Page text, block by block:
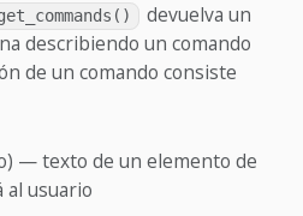
devuelva un
describiendo un comando
de un comando consiste
— texto de un elemento de
al usuario